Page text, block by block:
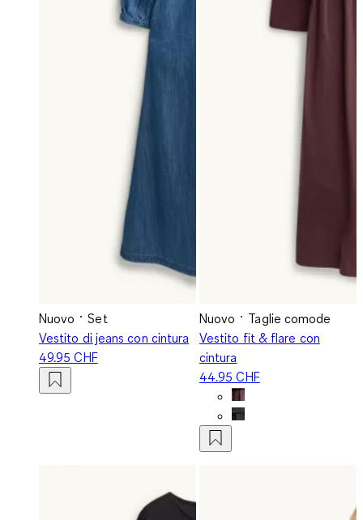
Nuovo
Set
Vestito di jeans con cintura
49.95 CHF
Nuovo
Taglie comode
Vestito fit & flare con
cintura
44.95 CHF